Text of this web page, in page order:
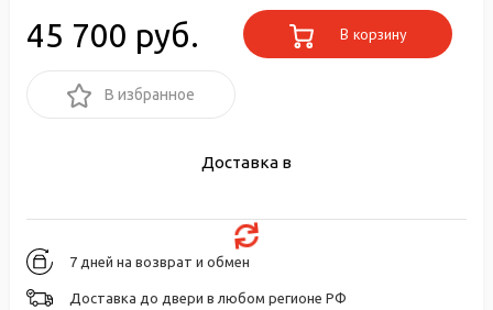
45 700 руб. В корзину
В избранное
Доставка в
7 дней на возврат и обмен
Доставка до двери в любом регионе РФ